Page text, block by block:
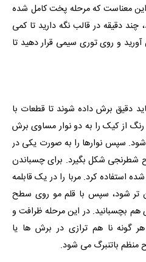
معناست که مرحله پخت کامل شده
دقیقه در قالب نگه دارید تا کمی
و روی توری سیمی قرار دهید تا
دقیق برش داده شوند تا قطعات با
رنگ از کیک را به دو نوار مساوی برش
شود. سپس نوارها را به صورت یکی در
شطرنجی شکل بگیرد. برای چسباندن
استفاده کرد. مربا را در یک قابلمه
تر شود، سپس با قلم مو روی سطح
هم بچسبانید. در این مرحله ظرافت و
گونه نا هم ترازی در برش ها یا
باتنبرگ می شود.